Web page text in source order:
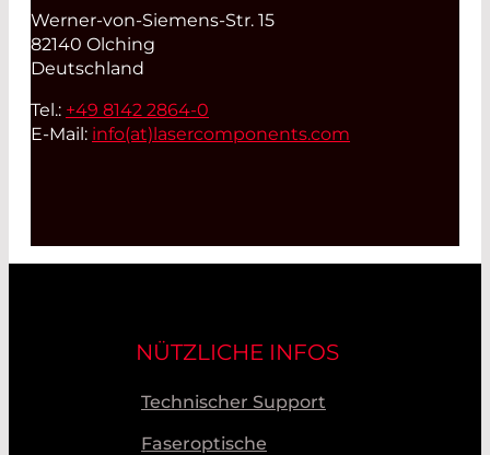
Werner-von-Siemens-Str. 15
82140 Olching
Deutschland
Tel.: +49 8142 2864-0
E-Mail: info(at)lasercomponents.com
NÜTZLICHE INFOS
Technischer Support
Faseroptische